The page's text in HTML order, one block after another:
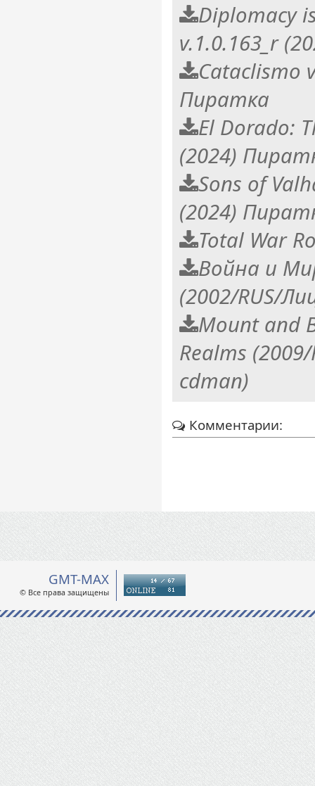
Diplomacy
v.1.0.163_r
Cataclismo
Пиратка
El Dorado:
(2024)
Sons of
(2024)
Total War
Война и
(2002/RUS/
Mount and
Realms
cdman)
Комментарии:
GMT-MAX
© Все права защищены